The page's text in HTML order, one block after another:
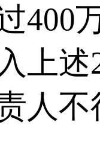
400
上
人